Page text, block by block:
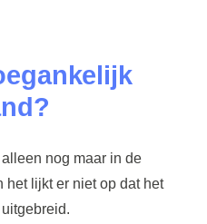
nog maar in de
het lijkt er niet op dat het